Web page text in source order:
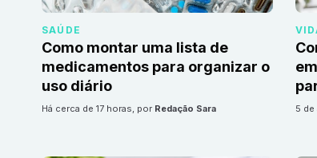
SAÚDE
Como montar uma lista de
medicamentos para organizar o
uso diário
há cerca de 17 horas, por Redação Sara 5